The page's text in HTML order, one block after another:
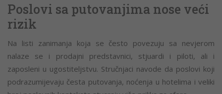
Poslovi sa putovanjima nose veći
rizik
Na listi zanimanja koja se često povezuju sa nevjerom
nalaze se i prodajni predstavnici, stjuardi i piloti, ali i
zaposleni u ugostiteljstvu. Stručnjaci navode da poslovi koji
podrazumijevaju česta putovanja, noćenja u hotelima i veliki